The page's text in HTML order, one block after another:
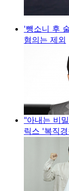
'뺑소니 후
혐의는 제외
"아내는 비
릭스 '복직